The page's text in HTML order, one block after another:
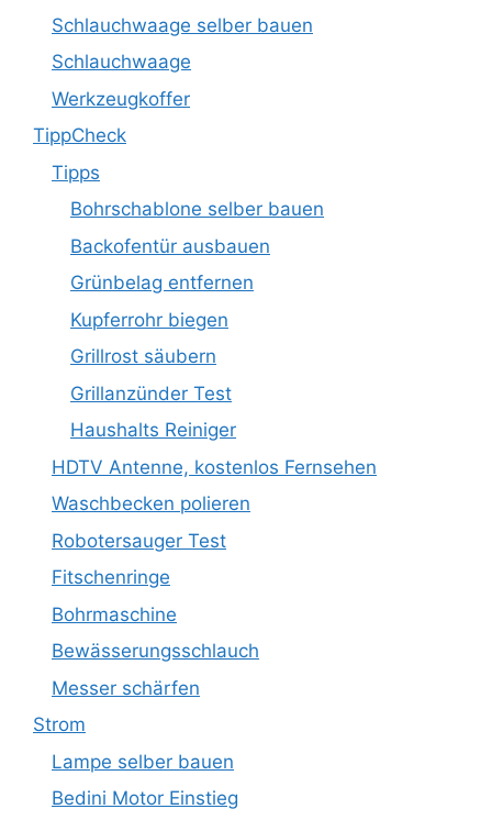
Schlauchwaage selber bauen
Schlauchwaage
Werkzeugkoffer
TippCheck
Tipps
Bohrschablone selber bauen
Backofentür ausbauen
Grünbelag entfernen
Kupferrohr biegen
Grillrost säubern
Grillanzünder Test
Haushalts Reiniger
HDTV Antenne, kostenlos Fernsehen
Waschbecken polieren
Robotersauger Test
Fitschenringe
Bohrmaschine
Bewässerungsschlauch
Messer schärfen
Strom
Lampe selber bauen
Bedini Motor Einstieg